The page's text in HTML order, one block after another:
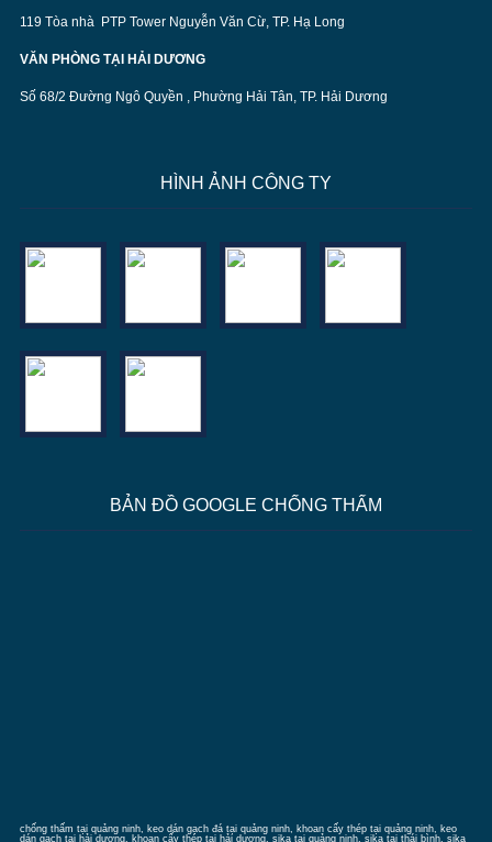
119 Tòa nhà PTP Tower Nguyễn Văn Cừ, TP. Hạ Long
VĂN PHÒNG TẠI HẢI DƯƠNG
Số 68/2 Đường Ngô Quyền , Phường Hải Tân, TP. Hải Dương
HÌNH ẢNH CÔNG TY
BẢN ĐỒ GOOGLE CHỐNG THẤM
chống thấm tại quảng ninh, keo dán gạch đá tại quảng ninh, khoan cấy thép tại quảng ninh, keo
dán gạch tại hải dương, khoan cấy thép tại hải dương, sika tại quảng ninh, sika tại thái bình, sika